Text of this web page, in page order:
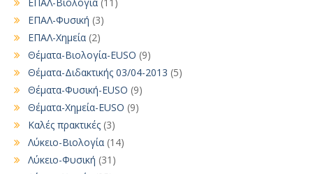
ΕΠΑΛ-Φυσική (3)
ΕΠΑΛ-Χημεία (2)
Θέματα-Βιολογία-EUSO (9)
Θέματα-Διδακτικής 03/04-2013 (5)
Θέματα-Φυσική-EUSO (9)
Θέματα-Χημεία-EUSO (9)
Καλές πρακτικές (3)
Λύκειο-Βιολογία (14)
Λύκειο-Φυσική (31)